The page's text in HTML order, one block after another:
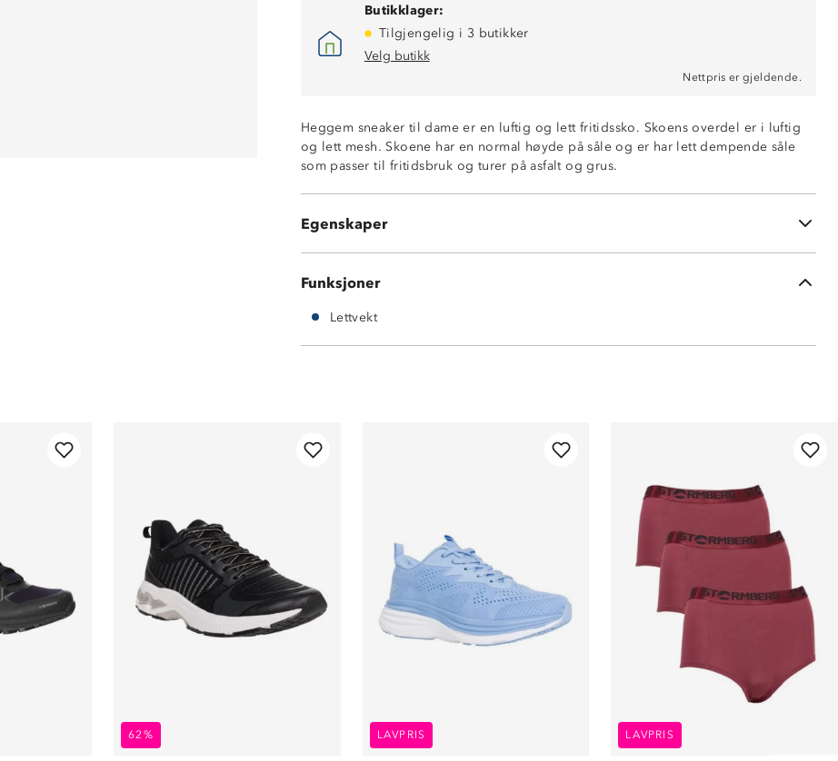
Butikklager:
Tilgjengelig i 3 butikker
Velg butikk
Nettpris er gjeldende.
Heggem sneaker til dame er en luftig og lett fritidssko. Skoens overdel er i luftig
og lett mesh. Skoene har en normal høyde på såle og er har lett dempende såle
som passer til fritidsbruk og turer på asfalt og grus.
Egenskaper
Dempende såle
Funksjoner
Lettvekt
62% LAVPRIS LAVPRIS